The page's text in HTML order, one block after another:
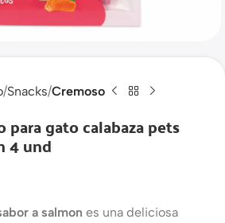
Snacks Cremoso
para gato calabaza pets
4 und
a salmon es una deliciosa